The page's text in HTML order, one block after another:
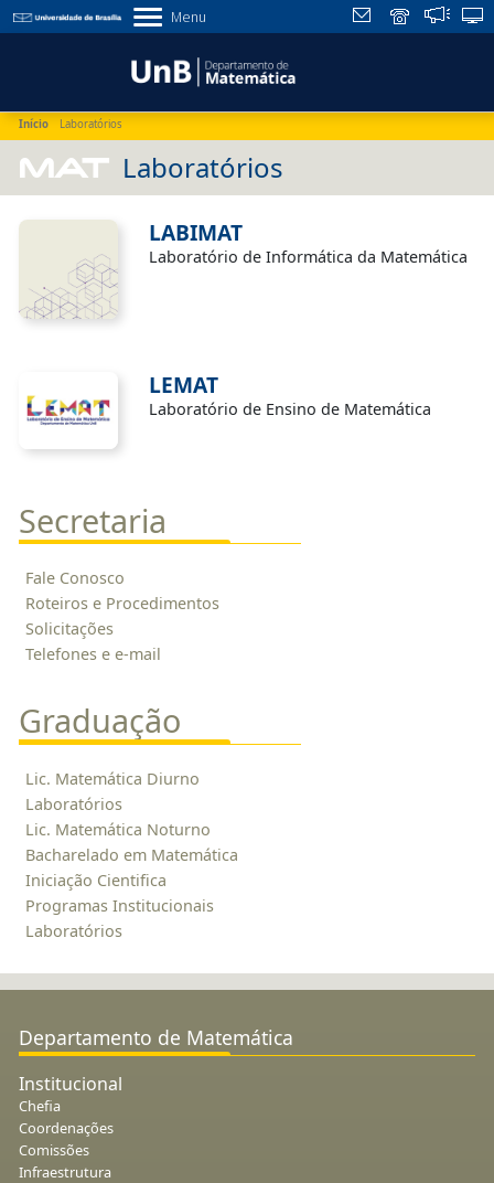
Menu
Início Laboratórios
MAT Laboratórios
LABIMAT
Laboratório de Informática da Matemática
LEMAT
Laboratório de Ensino de Matemática
Secretaria
Fale Conosco
Roteiros e Procedimentos
Solicitações
Telefones e e-mail
Graduação
Lic. Matemática Diurno
Laboratórios
Lic. Matemática Noturno
Bacharelado em Matemática
Iniciação Cientifica
Programas Institucionais
Laboratórios
Departamento de Matemática
Institucional
Chefia
Coordenações
Comissões
Infraestrutura